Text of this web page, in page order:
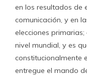
en los resultados de
comunicación, y en
elecciones
nivel mundial, y es
constitucionalmente
entregue el mando